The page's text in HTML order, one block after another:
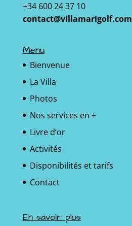
+34 600 24 37 10
contact@villamarigolf.com
Menu
Bienvenue
La Villa
Photos
Nos services en +
Livre d’or
Activités
Disponibilités et tarifs
Contact
En savoir plus